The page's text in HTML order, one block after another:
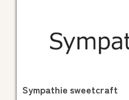
Sympathie sweetcraft